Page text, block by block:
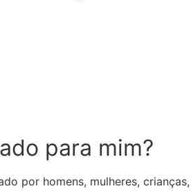
para mim?
por homens, mulheres,